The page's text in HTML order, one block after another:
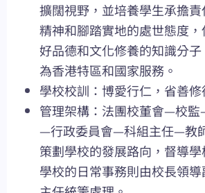
擴闊視野，並培養學生承擔
精神和腳踏實地的處世態度
好品德和文化修養的知識分子
為香港特區和國家服務。
學校校訓：博愛行仁，省善修
管理架構：法團校董會—校
—行政委員會—科組主任—教
策劃學校的發展路向，督導
學校的日常事務則由校長領